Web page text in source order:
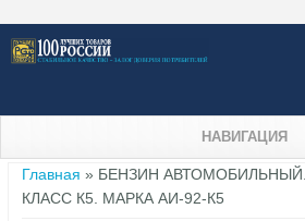
НАВИГАЦИЯ
Вы здесь
Главная » БЕНЗИН
КЛАСС К5. МАРКА АИ-92-К5